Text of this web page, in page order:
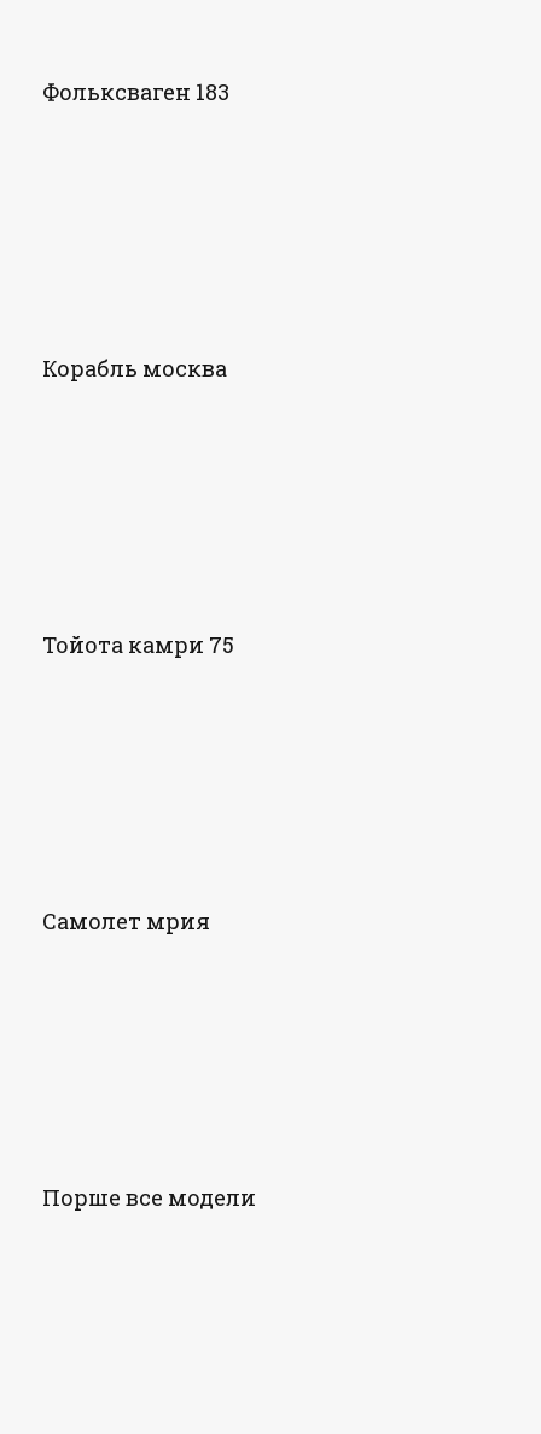
Фольксваген 183
Корабль москва
Тойота камри 75
Самолет мрия
Порше все модели